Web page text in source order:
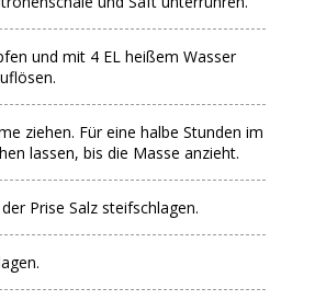
und mit 4 EL heißem Wasser
ziehen. Für eine halbe Stunden im
lassen, bis die Masse anzieht.
Prise Salz steifschlagen.